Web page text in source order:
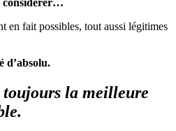
en fait possibles, tout aussi légitimes
d’absolu.
la meilleure